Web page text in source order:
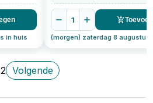
in huis
1
(morgen) zaterdag 8 augustus
2 Volgende